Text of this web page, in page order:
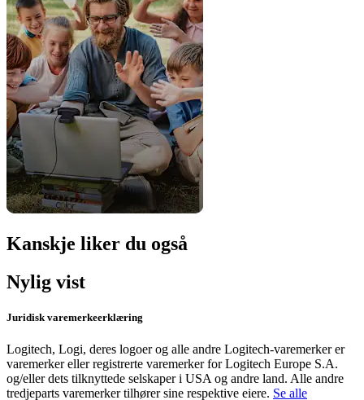
Kanskje liker du også
Nylig vist
Juridisk varemerkeerklæring
Logitech, Logi, deres logoer og alle andre Logitech-varemerker er
varemerker eller registrerte varemerker for Logitech Europe S.A.
og/eller dets tilknyttede selskaper i USA og andre land. Alle andre
tredjeparts varemerker tilhører sine respektive eiere. Se alle